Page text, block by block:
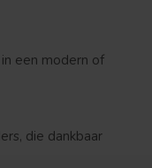
een modern of
die dankbaar